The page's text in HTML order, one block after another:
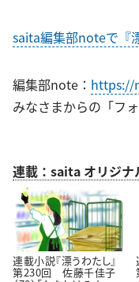
saita編集部noteで『
編集部note： https://
みなさまからの「フ
連載：saita オリジナ
連載小説『漂うわたし』
第230回 佐藤千佳子